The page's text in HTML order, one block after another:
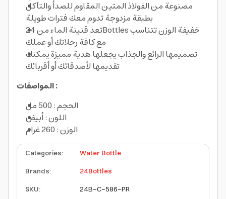
مصنوعة من الفولاذ المتين المقاوم للصدأ والتآكل
بطبقة مزدوجة تدوم معك فترات طويلة
تعد قنينة الماء من 24Bottles خفيفة الوزن تتناسب
مع كافة رحلاتك أو عملك
تصميمها الرائع والجذاب يجعلها هدية مميزة يمكنك
تقديمها لأصدقائك أو أقربائك
المواصفات :
الحجم : 500 مل
اللون : أبيض
الوزن : 260 غرام
Categories:
Water Bottle
Brands:
24Bottles
SKU: 24B-C-586-PR